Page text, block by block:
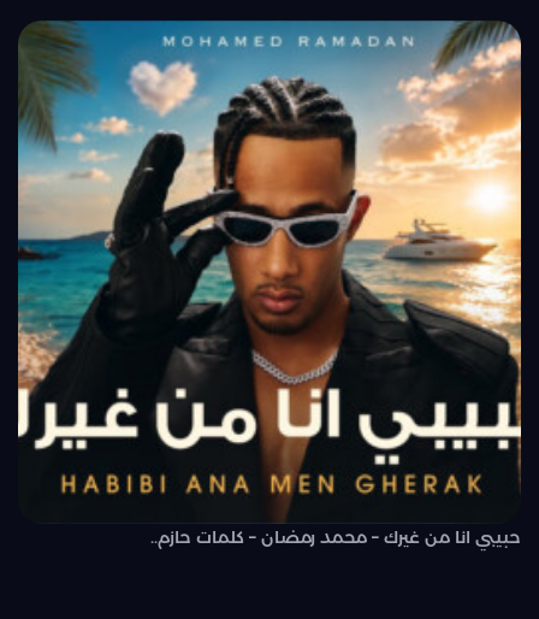
حبيبي انا من غيرك – محمد رمضان – كلمات حازم..